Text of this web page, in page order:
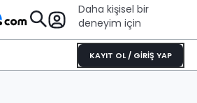
Daha kişisel bir
deneyim için
KAYIT OL / GİRİŞ YAP